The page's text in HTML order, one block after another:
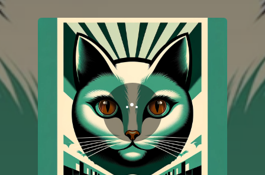
You're all set!
.